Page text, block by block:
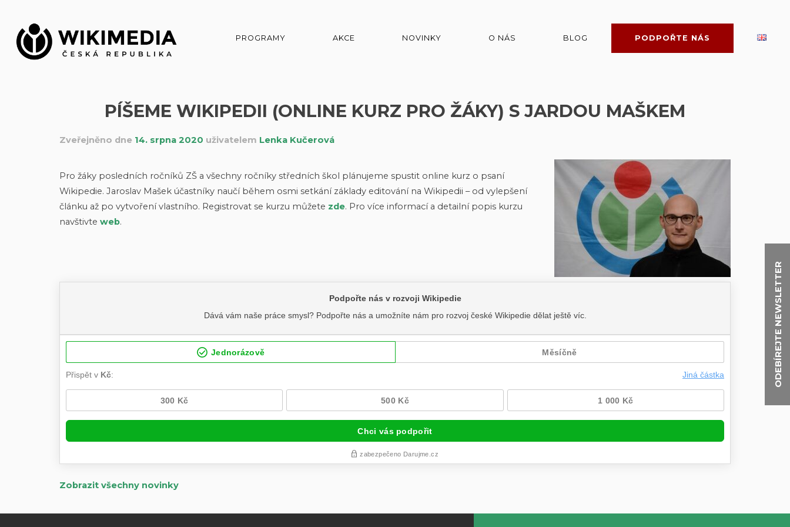
ODEBÍREJTE NEWSLETTER
obsah
PROGRAMY AKCE NOVINKY O NÁS BLOG PODPOŘTE NÁS
PÍŠEME WIKIPEDII (ONLINE KURZ PRO ŽÁKY) S JARDOU MAŠKEM
Zveřejněno dne 14. srpna 2020 uživatelem Lenka Kučerová
Pro žáky posledních ročníků ZŠ a všechny ročníky středních škol plánujeme spustit online kurz o psaní
Wikipedie. Jaroslav Mašek účastníky naučí během osmi setkání základy editování na Wikipedii – od vylepšení
článku až po vytvoření vlastního. Registrovat se kurzu můžete zde. Pro více informací a detailní popis kurzu
navštivte web.
Zobrazit všechny novinky